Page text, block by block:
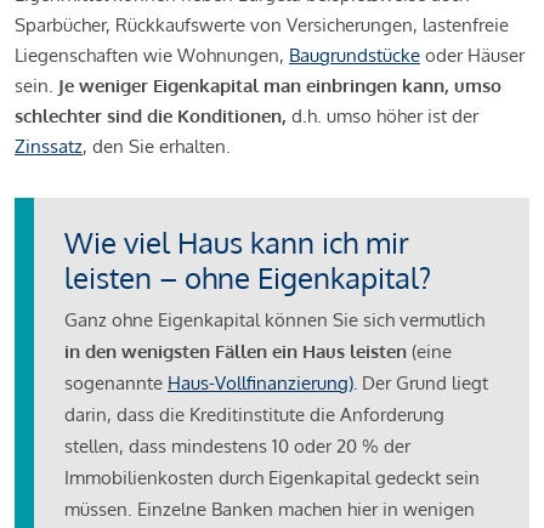
Sparbücher, Rückkaufswerte von Versicherungen, lastenfreie
Liegenschaften wie Wohnungen, Baugrundstücke oder Häuser
sein. Je weniger Eigenkapital man einbringen kann, umso
schlechter sind die Konditionen, d.h. umso höher ist der
Zinssatz, den Sie erhalten.
Wie viel Haus kann ich mir
leisten – ohne Eigenkapital?
Ganz ohne Eigenkapital können Sie sich vermutlich
in den wenigsten Fällen ein Haus leisten (eine
sogenannte Haus-Vollfinanzierung). Der Grund liegt
darin, dass die Kreditinstitute die Anforderung
stellen, dass mindestens 10 oder 20 % der
Immobilienkosten durch Eigenkapital gedeckt sein
müssen. Einzelne Banken machen hier in wenigen